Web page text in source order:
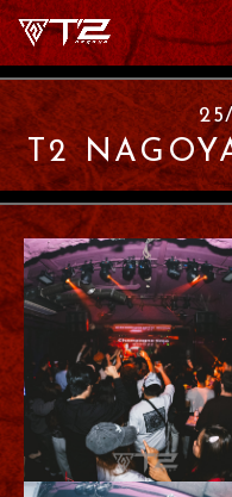
T2